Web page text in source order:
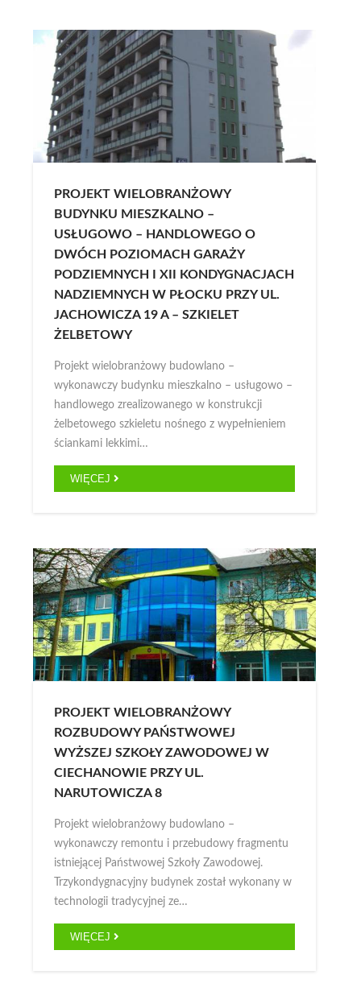
PROJEKT WIELOBRANŻOWY
BUDYNKU MIESZKALNO –
USŁUGOWO – HANDLOWEGO O
DWÓCH POZIOMACH GARAŻY
PODZIEMNYCH I XII KONDYGNACJACH
NADZIEMNYCH W PŁOCKU PRZY UL.
JACHOWICZA 19 A – SZKIELET
ŻELBETOWY
Projekt wielobranżowy budowlano –
wykonawczy budynku mieszkalno – usługowo –
handlowego zrealizowanego w konstrukcji
żelbetowego szkieletu nośnego z wypełnieniem
ściankami lekkimi…
WIĘCEJ
PROJEKT WIELOBRANŻOWY
ROZBUDOWY PAŃSTWOWEJ
WYŻSZEJ SZKOŁY ZAWODOWEJ W
CIECHANOWIE PRZY UL.
NARUTOWICZA 8
Projekt wielobranżowy budowlano –
wykonawczy remontu i przebudowy fragmentu
istniejącej Państwowej Szkoły Zawodowej.
Trzykondygnacyjny budynek został wykonany w
technologii tradycyjnej ze…
WIĘCEJ